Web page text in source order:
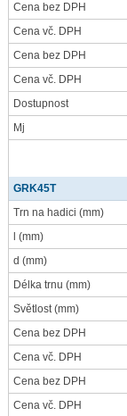
Cena bez DPH
Cena vč. DPH
Cena bez DPH
Cena vč. DPH
Dostupnost
Mj
GRK45T
Trn na hadici (mm)
(mm)
d (mm)
Délka trnu (mm)
Světlost(mm)
Cena bez DPH
Cena vč. DPH
Cena bez DPH
Cena vč. DPH